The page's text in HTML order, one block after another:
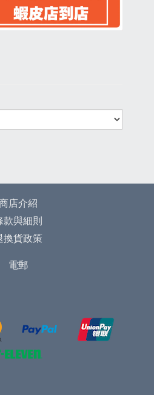
店介紹
款與細則
換貨政策
電郵